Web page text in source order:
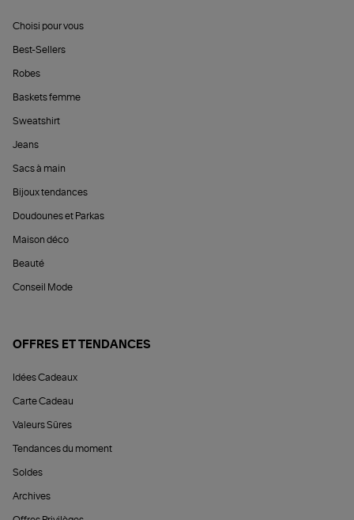
Choisi pour vous
Best-Sellers
Robes
Baskets femme
Sweatshirt
Jeans
Sacs à main
Bijoux tendances
Doudounes et Parkas
Maison déco
Beauté
Conseil Mode
OFFRES ET TENDANCES
Idées Cadeaux
Carte Cadeau
Valeurs Sûres
Tendances du moment
Soldes
Archives